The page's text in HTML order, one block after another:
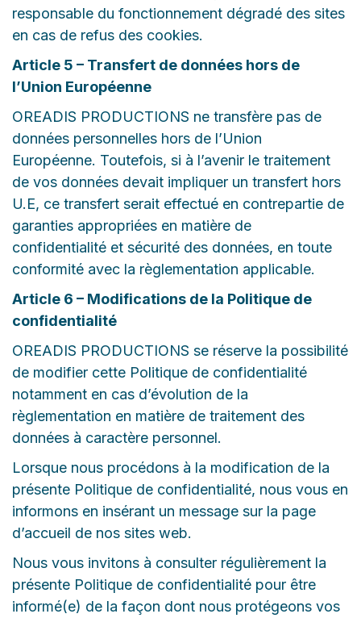
responsable du fonctionnement dégradé des sites
en cas de refus des cookies.
Article 5 – Transfert de données hors de
l’Union Européenne
OREADIS PRODUCTIONS ne transfère pas de
données personnelles hors de l’Union
Européenne. Toutefois, si à l’avenir le traitement
de vos données devait impliquer un transfert hors
U.E, ce transfert serait effectué en contrepartie de
garanties appropriées en matière de
confidentialité et sécurité des données, en toute
conformité avec la règlementation applicable.
Article 6 – Modifications de la Politique de
confidentialité
OREADIS PRODUCTIONS se réserve la possibilité
de modifier cette Politique de confidentialité
notamment en cas d’évolution de la
règlementation en matière de traitement des
données à caractère personnel.
Lorsque nous procédons à la modification de la
présente Politique de confidentialité, nous vous en
informons en insérant un message sur la page
d’accueil de nos sites web.
Nous vous invitons à consulter régulièrement la
présente Politique de confidentialité pour être
informé(e) de la façon dont nous protégeons vos